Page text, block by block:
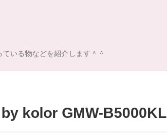
いる物などを紹介します＾＾
kolor GMW-B5000KL